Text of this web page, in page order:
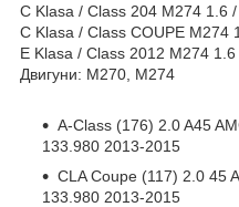
C Klasa / Class 204 M274 1.6 /
C Klasa / Class COUPE M274
E Klasa / Class 2012 M274 1.6
Двигуни: М270, М274
A-Class (176) 2.0 A45
133.980 2013-2015
CLA Coupe (117) 2.0 45
133.980 2013-2015